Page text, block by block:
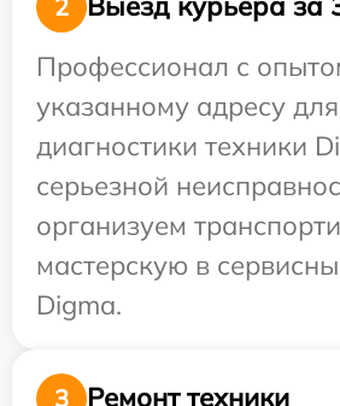
2
Профессионал с
указанному адресу для
диагностики техники
серьезной
организуем
мастерскую в
Digma.
3 Ремонт техники